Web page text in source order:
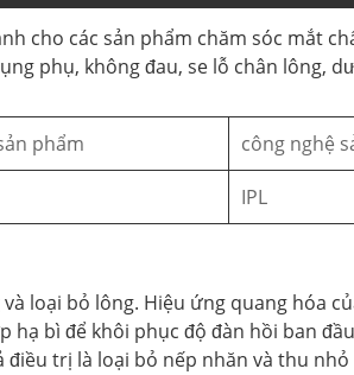
cho các sản phẩm chăm sóc mắt
phụ, không đau, se lỗ chân lông,
phẩm công nghệ
IPL
loại bỏ lông. Hiệu ứng quang hóa
bì để khôi phục độ đàn hồi ban
trị là loại bỏ nếp nhăn và thu